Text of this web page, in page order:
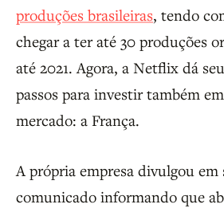
produções brasileiras, tendo
chegar a ter até 30 produções
até 2021. Agora, a Netflix dá
passos para investir também
mercado: a França.
A própria empresa divulgou em
comunicado informando que